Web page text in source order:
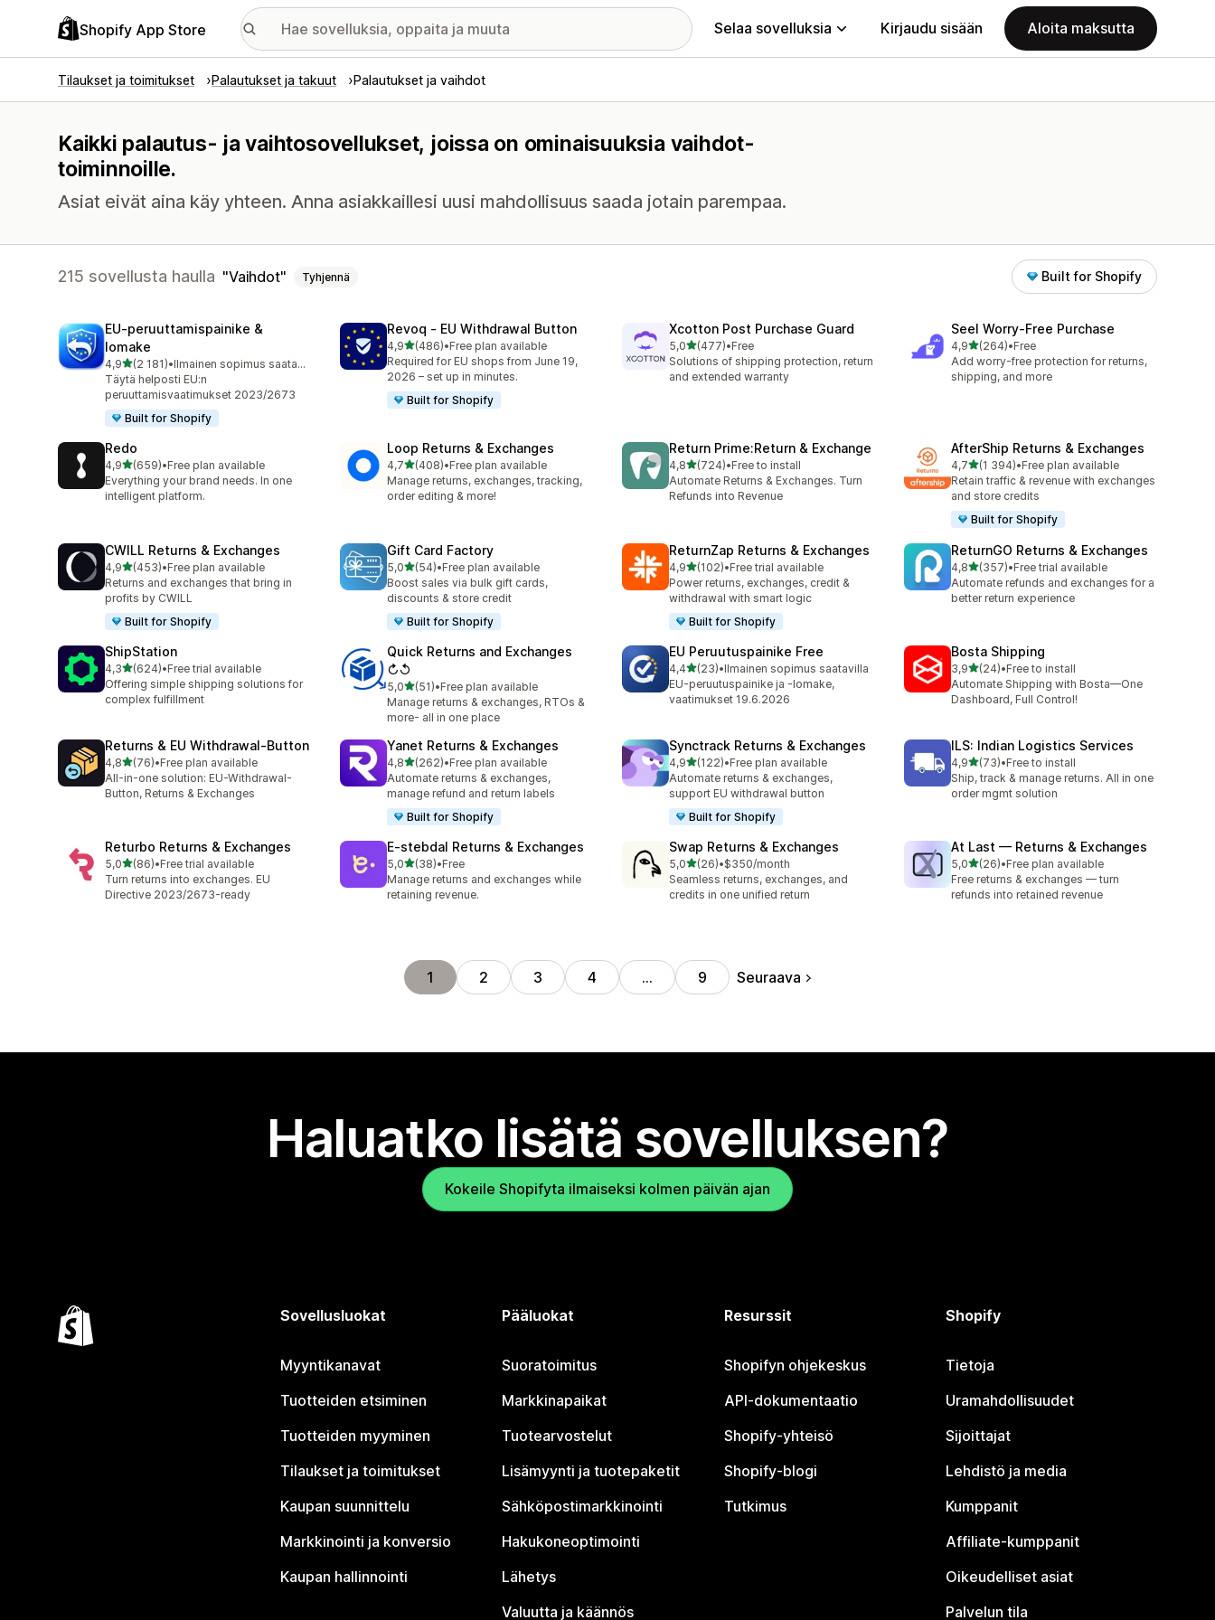
Shopify App Store Selaa sovelluksia Kirjaudu sisään Aloita maksutta
Tilaukset ja toimitukset Palautukset ja takuut Palautukset ja vaihdot
Kaikki palautus- ja vaihtosovellukset, joissa on ominaisuuksia vaihdot-
toiminnoille.
Asiat eivät aina käy yhteen. Anna asiakkaillesi uusi mahdollisuus saada jotain parempaa.
215 sovellusta haulla Vaihdot Tyhjennä Built for Shopify
EU‑peruuttamispainike &
lomake
4,9/ 5 tähteä
(2 181)
2181 arvostelua yhteensä
•
Ilmainen sopimus saatavilla
Täytä helposti EU:n
peruuttamisvaatimukset 2023/2673
Built for Shopify
Revoq ‑ EU Withdrawal Button
4,9/ 5 tähteä
(486)
486 arvostelua yhteensä
•Free plan available
Required for EU shops from June 19,
2026 – set up in minutes.
Built for Shopify
Xcotton Post Purchase Guard
5,0/ 5 tähteä
(477)
477 arvostelua yhteensä
•Free
Solutions of shipping protection, return
and extended warranty
Seel Worry‑Free Purchase
4,9/ 5 tähteä
(264)
264 arvostelua yhteensä
•Free
Add worry-free protection for returns,
shipping, and more
Redo
4,9/ 5 tähteä
(659)
659 arvostelua yhteensä
•Free plan available
Everything your brand needs. In one
intelligent platform.
Loop Returns & Exchanges
4,7/ 5 tähteä
(408)
408 arvostelua yhteensä
•Free plan available
Manage returns, exchanges, tracking,
order editing & more!
Return Prime:Return & Exchange
4,8/ 5 tähteä
(724)
724 arvostelua yhteensä
•Free to install
Automate Returns & Exchanges. Turn
Refunds into Revenue
AfterShip Returns & Exchanges
4,7/ 5 tähteä
(1 394)
1394 arvostelua yhteensä
•Free plan available
Retain traffic & revenue with exchanges
and store credits
Built for Shopify
CWILL Returns & Exchanges
4,9/ 5 tähteä
(453)
453 arvostelua yhteensä
•Free plan available
Returns and exchanges that bring in
profits by CWILL
Built for Shopify
Gift Card Factory
5,0/ 5 tähteä
(54)
54 arvostelua yhteensä
•Free plan available
Boost sales via bulk gift cards,
discounts & store credit
Built for Shopify
ReturnZap Returns & Exchanges
4,9/ 5 tähteä
(102)
102 arvostelua yhteensä
•Free trial available
Power returns, exchanges, credit &
withdrawal with smart logic
Built for Shopify
ReturnGO Returns & Exchanges
4,8/ 5 tähteä
(357)
357 arvostelua yhteensä
•Free trial available
Automate refunds and exchanges for a
better return experience
ShipStation
4,3/ 5 tähteä
(624)
624 arvostelua yhteensä
•Free trial available
Offering simple shipping solutions for
complex fulfillment
Quick Returns and Exchanges
↻↺
5,0/ 5 tähteä
(51)
51 arvostelua yhteensä
•Free plan available
Manage returns & exchanges, RTOs &
more- all in one place
EU Peruutuspainike Free
4,4/ 5 tähteä
(23)
23 arvostelua yhteensä
•Ilmainen sopimus saatavilla
EU-peruutuspainike ja -lomake,
vaatimukset 19.6.2026
Bosta Shipping
3,9/ 5 tähteä
(24)
24 arvostelua yhteensä
•Free to install
Automate Shipping with Bosta—One
Dashboard, Full Control!
Returns & EU Withdrawal‑Button
4,8/ 5 tähteä
(76)
76 arvostelua yhteensä
•Free plan available
All-in-one solution: EU-Withdrawal-
Button, Returns & Exchanges
Yanet Returns & Exchanges
4,8/ 5 tähteä
(262)
262 arvostelua yhteensä
•Free plan available
Automate returns & exchanges,
manage refund and return labels
Built for Shopify
Synctrack Returns & Exchanges
4,9/ 5 tähteä
(122)
122 arvostelua yhteensä
•Free plan available
Automate returns & exchanges,
support EU withdrawal button
Built for Shopify
ILS: Indian Logistics Services
4,9/ 5 tähteä
(73)
73 arvostelua yhteensä
•Free to install
Ship, track & manage returns. All in one
order mgmt solution
Returbo Returns & Exchanges
5,0/ 5 tähteä
(86)
86 arvostelua yhteensä
•Free trial available
Turn returns into exchanges. EU
Directive 2023/2673-ready
E‑stebdal Returns & Exchanges
5,0/ 5 tähteä
(38)
38 arvostelua yhteensä
•Free
Manage returns and exchanges while
retaining revenue.
Swap Returns & Exchanges
5,0/ 5 tähteä
(26)
26 arvostelua yhteensä
•$350/month
Seamless returns, exchanges, and
credits in one unified return
At Last — Returns & Exchanges
5,0/ 5 tähteä
(26)
26 arvostelua yhteensä
•Free plan available
Free returns & exchanges — turn
refunds into retained revenue
1 2 3 4 … 9 Seuraava
Haluatko lisätä sovelluksen?
Kokeile Shopifyta ilmaiseksi kolmen päivän ajan
Sovellusluokat
Myyntikanavat
Tuotteiden etsiminen
Tuotteiden myyminen
Tilaukset ja toimitukset
Kaupan suunnittelu
Markkinointi ja konversio
Kaupan hallinnointi
Pääluokat
Suoratoimitus
Markkinapaikat
Tuotearvostelut
Lisämyynti ja tuotepaketit
Sähköpostimarkkinointi
Hakukoneoptimointi
Lähetys
Valuutta ja käännös
Resurssit
Shopifyn ohjekeskus
API-dokumentaatio
Shopify-yhteisö
Shopify-blogi
Tutkimus
Shopify
Tietoja
Uramahdollisuudet
Sijoittajat
Lehdistö ja media
Kumppanit
Affiliate-kumppanit
Oikeudelliset asiat
Palvelun tila